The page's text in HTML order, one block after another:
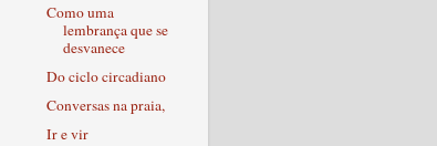
Como uma
lembrança que se
desvanece
Do ciclo circadiano
Conversas na praia,
Ir e vir